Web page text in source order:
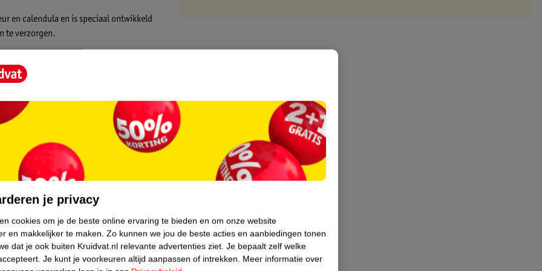
en calendula en is speciaal ontwikkeld
te verzorgen.
badderen een stuk aangenamer maakt.
producten hebben de milde,
babyhuid
masseer zachtjes over het lichaam. Goed
lichaam en gezichtje van de
kindjes zich 'zelluf' al kunnen wassen.
je privacy
cookies om je de beste online ervaring te bieden en om onze website
en makkelijker te maken. Zo kunnen we jou de beste acties en aanbiedingen tonen
dat je ook buiten Kruidvat.nl relevante advertenties ziet. Je bepaalt zelf welke
Je kunt je voorkeuren altijd aanpassen of intrekken. Meer informatie over